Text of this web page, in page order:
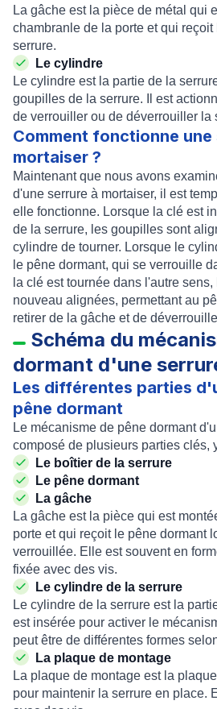
La gâche est la pièce de métal qui
chambranle de la porte et qui
serrure.
Le cylindre
Le cylindre est la partie de la
goupilles de la serrure. Il est
de verrouiller ou de déverrouiller la
Comment fonctionne une
mortaiser ?
Maintenant que nous avons
d'une serrure à mortaiser, il est
elle fonctionne. Lorsque la clé est
de la serrure, les goupilles sont
cylindre de tourner. Lorsque le
le pêne dormant, qui se verrouille
la clé est tournée dans l'autre
nouveau alignées, permettant au
retirer de la gâche et de
Schéma du
dormant d'une
Les différentes parties
pêne dormant
Le mécanisme de pêne dormant
composé de plusieurs parties clés,
Le boîtier de la serrure
Le pêne dormant
La gâche
La gâche est la pièce qui est
porte et qui reçoit le pêne dormant
verrouillée. Elle est souvent en
fixée avec des vis.
Le cylindre de la serrure
Le cylindre de la serrure est la
est insérée pour activer le
peut être de différentes formes
La plaque de montage
La plaque de montage est la
pour maintenir la serrure en place.